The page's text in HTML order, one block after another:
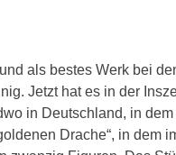
als bestes Werk bei
Jetzt hat es in der
in Deutschland, in
Drache“, in